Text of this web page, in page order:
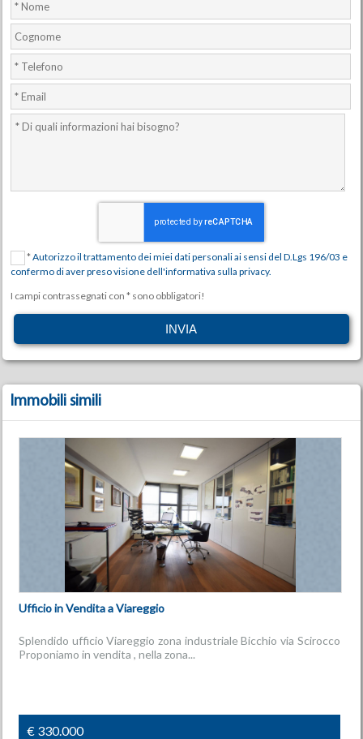
*Autorizzo il trattamento dei miei dati personali ai sensi del D.Lgs 196/03 e
confermo di aver preso visione dell'informativa sulla privacy.
I campi contrassegnati con * sono obbligatori!
Immobili simili
Ufficio in Vendita a Viareggio
Splendido ufficio Viareggio zona industriale Bicchio via Scirocco
Proponiamo in vendita , nella zona...
€ 330.000